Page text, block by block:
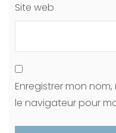
Site web
Enregistrer mon
le navigateur pour